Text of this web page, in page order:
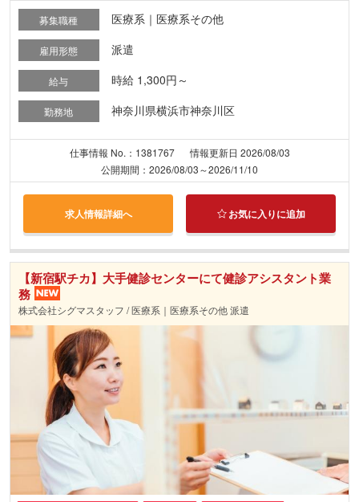
募集職種 医療系｜医療系その他
雇用形態 派遣
給与 時給 1,300円～
勤務地 神奈川県横浜市神奈川区
仕事情報 No.：1381767
情報更新日 2026/08/03
公開期間：2026/08/03～2026/11/10
求人情報詳細へ お気に入りに追加
【新宿駅チカ】大手健診センターにて健診アシスタント業
務
株式会社シグマスタッフ / 医療系｜医療系その他 派遣